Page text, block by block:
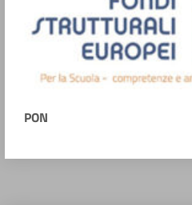
PON